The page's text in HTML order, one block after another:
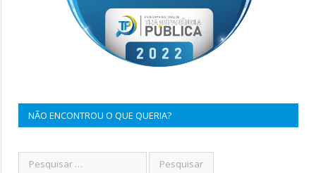
NÃO ENCONTROU O QUE QUERIA?